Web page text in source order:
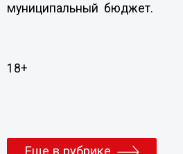
муниципальный бюджет.
18+